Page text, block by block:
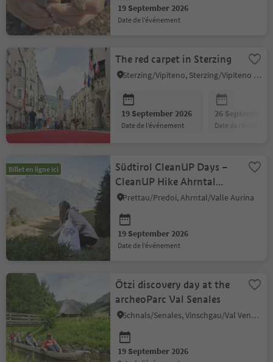
19 September 2026
date de l’événement
The red carpet in Sterzing
Sterzing/Vipiteno, Sterzing/Vipiteno and environs
19 September 2026
date de l’événement
26 September
date de
Billet en ligne ici
Südtirol CleanUP Days –
CleanUP Hike Ahrntal
valley 2026
Prettau/Predoi, Ahrntal/Valle Aurina
19 September 2026
date de l’événement
Ötzi discovery day at the
archeoParc Val Senales
Schnals/Senales, Vinschgau/Val Venosta
19 September 2026